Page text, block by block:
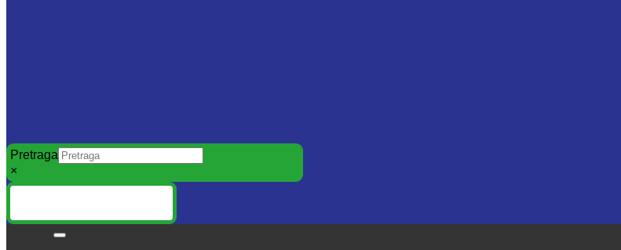
Pretraga
×